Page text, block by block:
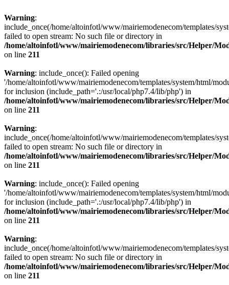
Warning:
include_once(/home/altoinfotl/www/mairiemodenecom/templates/
failed to open stream: No such file or directory in
/home/altoinfotl/www/mairiemodenecom/libraries/src/Helper/
on line 211
Warning: include_once(): Failed opening
'/home/altoinfotl/www/mairiemodenecom/templates/system/html/
for inclusion (include_path='.:/usr/local/php7.4/lib/php') in
/home/altoinfotl/www/mairiemodenecom/libraries/src/Helper/
on line 211
Warning:
include_once(/home/altoinfotl/www/mairiemodenecom/templates/
failed to open stream: No such file or directory in
/home/altoinfotl/www/mairiemodenecom/libraries/src/Helper/
on line 211
Warning: include_once(): Failed opening
'/home/altoinfotl/www/mairiemodenecom/templates/system/html/
for inclusion (include_path='.:/usr/local/php7.4/lib/php') in
/home/altoinfotl/www/mairiemodenecom/libraries/src/Helper/
on line 211
Warning:
include_once(/home/altoinfotl/www/mairiemodenecom/templates/
failed to open stream: No such file or directory in
/home/altoinfotl/www/mairiemodenecom/libraries/src/Helper/
on line 211